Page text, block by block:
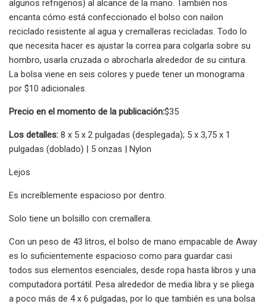
algunos refrigerios) al alcance de la mano. También nos
encanta cómo está confeccionado el bolso con nailon
reciclado resistente al agua y cremalleras recicladas. Todo lo
que necesita hacer es ajustar la correa para colgarla sobre su
hombro, usarla cruzada o abrocharla alrededor de su cintura.
La bolsa viene en seis colores y puede tener un monograma
por $10 adicionales.
Precio en el momento de la publicación:$35
Los detalles: 8 x 5 x 2 pulgadas (desplegada); 5 x 3,75 x 1
pulgadas (doblado) | 5 onzas | Nylon
Lejos
Es increíblemente espacioso por dentro.
Solo tiene un bolsillo con cremallera.
Con un peso de 43 litros, el bolso de mano empacable de Away
es lo suficientemente espacioso como para guardar casi
todos sus elementos esenciales, desde ropa hasta libros y una
computadora portátil. Pesa alrededor de media libra y se pliega
a poco más de 4 x 6 pulgadas, por lo que también es una bolsa